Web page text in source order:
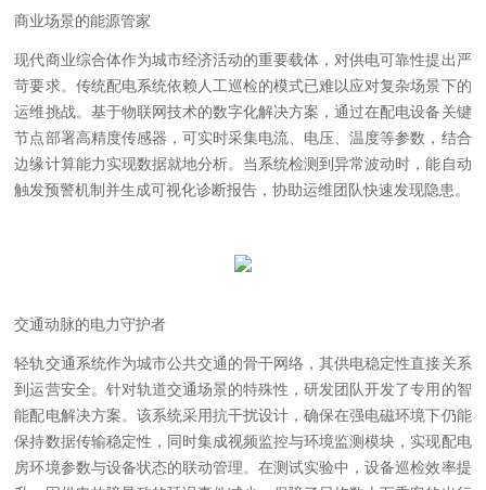
商业场景的能源管家
现代商业综合体作为城市经济活动的重要载体，对供电可靠性提出严
苛要求。传统配电系统依赖人工巡检的模式已难以应对复杂场景下的
运维挑战。基于物联网技术的数字化解决方案，通过在配电设备关键
节点部署高精度传感器，可实时采集电流、电压、温度等参数，结合
边缘计算能力实现数据就地分析。当系统检测到异常波动时，能自动
触发预警机制并生成可视化诊断报告，协助运维团队快速发现隐患。
交通动脉的电力守护者
轻轨交通系统作为城市公共交通的骨干网络，其供电稳定性直接关系
到运营安全。针对轨道交通场景的特殊性，研发团队开发了专用的智
能配电解决方案。该系统采用抗干扰设计，确保在强电磁环境下仍能
保持数据传输稳定性，同时集成视频监控与环境监测模块，实现配电
房环境参数与设备状态的联动管理。在测试实验中 ，设备巡检效率提